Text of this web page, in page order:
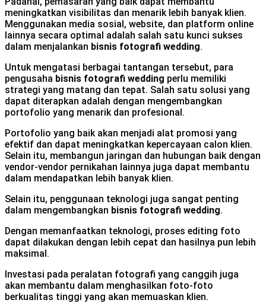
meningkatkan visibilitas dan menarik lebih banyak klien.
Menggunakan media sosial, website, dan platform online
lainnya secara optimal adalah salah satu kunci sukses
dalam menjalankan bisnis fotografi wedding.
Untuk mengatasi berbagai tantangan tersebut, para
pengusaha bisnis fotografi wedding perlu memiliki
strategi yang matang dan tepat. Salah satu solusi yang
dapat diterapkan adalah dengan mengembangkan
portofolio yang menarik dan profesional.
Portofolio yang baik akan menjadi alat promosi yang
efektif dan dapat meningkatkan kepercayaan calon klien.
Selain itu, membangun jaringan dan hubungan baik dengan
vendor-vendor pernikahan lainnya juga dapat membantu
dalam mendapatkan lebih banyak klien.
Selain itu, penggunaan teknologi juga sangat penting
dalam mengembangkan bisnis fotografi wedding.
Dengan memanfaatkan teknologi, proses editing foto
dapat dilakukan dengan lebih cepat dan hasilnya pun lebih
maksimal.
Investasi pada peralatan fotografi yang canggih juga
akan membantu dalam menghasilkan foto-foto
berkualitas tinggi yang akan memuaskan klien.